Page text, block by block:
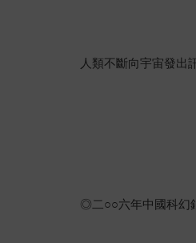
人類不斷向宇宙發
◎二○○六年中國科幻